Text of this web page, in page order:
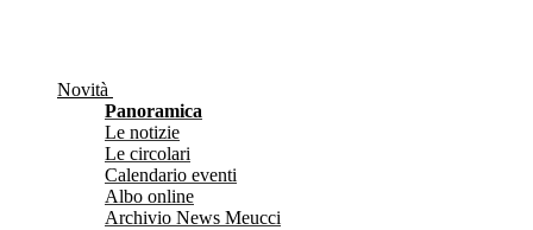
Novità
Panoramica
Le notizie
Le circolari
Calendario eventi
Albo online
Archivio News Meucci